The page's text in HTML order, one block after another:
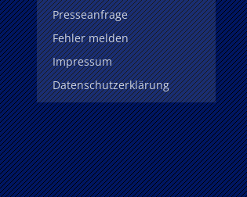
Presseanfrage
Fehler melden
Impressum
Datenschutzerklärung